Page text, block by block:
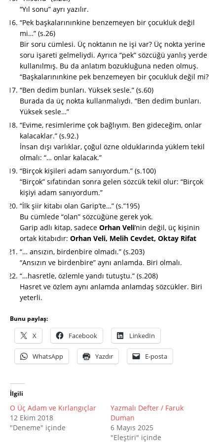
“Yıl sonu” ayrı yazılır.
“Pek başkalarınınkine benzemeyen bir çocukluk değil
mi…” (s.26)
Bir soru cümlesi. Üç noktanın ne işi var? Üç nokta yerine
soru işareti gelmeliydi. Ayrıca “pek” sözcüğü yanlış yerde
kullanılmış. Bu da anlatım bozukluğuna neden olmuş.
“Başkalarınınkine pek benzemeyen bir çocukluk değil mi?
“Ben dedim bunları. Yüksek sesle.” (s.60)
Burada da üç nokta kullanmalıydı. “Ben dedim bunları.
Yüksek sesle…”
“Evime, resimlerime çok bağlıyım. Ben gideceğim, onlar
kalacaklar.” (s.92.)
İnsan dışı varlıklar, çoğul özne olduklarında yüklem tekil
olmalı: “… onlar kalacak.”
“Birçok kişileri adam sanıyordum.” (s.100)
“Birçok” sıfatından sonra gelen sözcük tekil olur: “Birçok
kişiyi adam sanıyordum.”
“İlk şiir kitabı olan Garip’te…” (s.”195)
Bu cümlede “olan” sözcüğüne gerek yok.
Garip adlı kitap, sadece Orhan Veli’nin değil, üç kişinin
ortak kitabıdır: Orhan Veli, Melih Cevdet, Oktay Rifat
“… ansızın, birdenbire olmadı.” (s.203)
“Ansızın ve birdenbire” aynı anlamda. Biri olmalı.
“…hasretle, özlemle yandı tutuştu.” (s.208)
Hasret ve özlem aynı anlamda anlamdaş sözcükler. Biri
yeterli.
Bunu paylaş:
X Facebook LinkedIn
WhatsApp Yazdır E-posta
İlgili
O Üç Adam ve Kırlangıçlar
12 Ekim 2018
"Deneme" içinde
Yazmalı Defter / Faruk
Duman
6 Mayıs 2025
"Eleştiri" içinde